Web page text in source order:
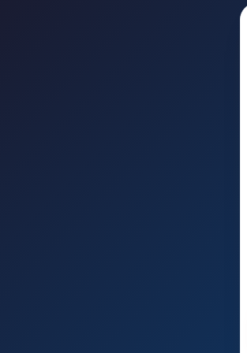
agradece. Incluso se
a buscar impugnaciones
examen para subir nota.